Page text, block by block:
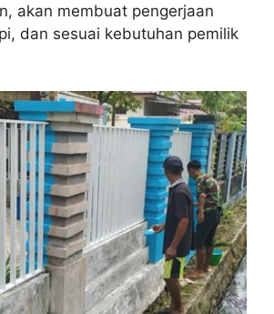
akan membuat pengerjaan
dan sesuai kebutuhan pemilik